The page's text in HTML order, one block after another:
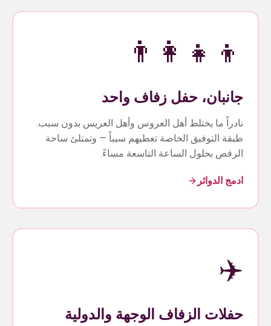
👨‍👩‍👧‍👦
جانبان، حفل زفاف واحد
نادراً ما يختلط أهل العروس وأهل العريس بدون سبب.
طبقة التوفيق الخاصة تعطيهم سبباً — وتمتلئ ساحة
الرقص بحلول الساعة التاسعة مساءً.
ادمج الدوائر
✈️
حفلات الزفاف الوجهة والدولية